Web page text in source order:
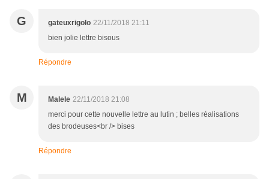
G gateuxrigolo 22/11/2018 21:11
bien jolie lettre bisous
Répondre
M Malele 22/11/2018 21:08
merci pour cette nouvelle lettre au lutin ; belles réalisations
des brodeuses<br /> bises
Répondre